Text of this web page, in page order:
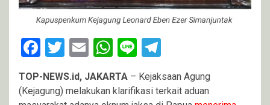
Facebook
Twitter
EmailWhatsApp
Line
TOP-NEWS.id, JAKARTA – Kejaksaan Agung
(Kejagung) melakukan klarifikasi terkait aduan